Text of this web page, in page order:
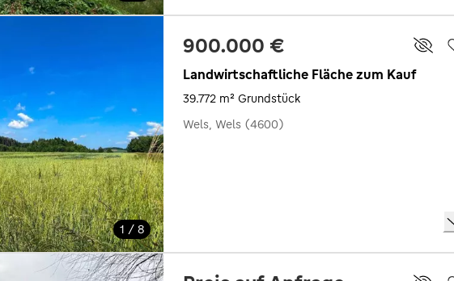
1 / 8
900.000 €
Landwirtschaftliche Fläche zum Kauf
39.772 m² Grundstück
Wels, Wels (4600)